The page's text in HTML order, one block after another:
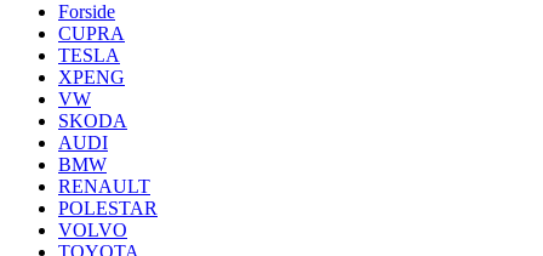
Forside
CUPRA
TESLA
XPENG
VW
SKODA
AUDI
BMW
RENAULT
POLESTAR
VOLVO